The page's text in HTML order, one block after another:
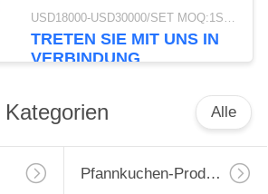
Gewichtsverpackungsmaschine
für Snack-Fabrik in Shanghai
China 2024
USD18000-USD30000/SET MOQ:1SET
TRETEN SIE MIT UNS IN
VERBINDUNG
Alle
Pfannkuchen-Produktionslinie